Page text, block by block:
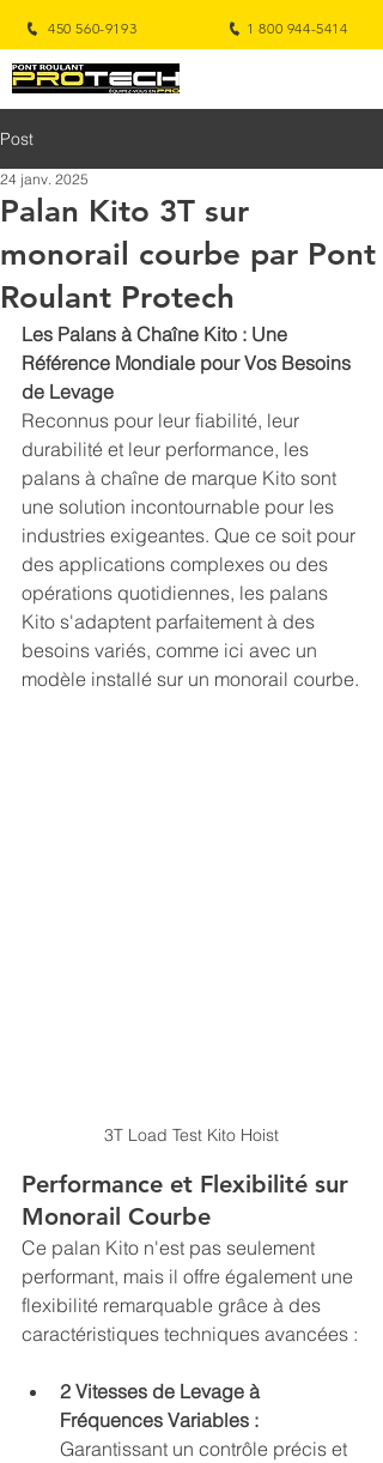
450 560-9193 1 800 944-5414
Post
Palan Kito 3T sur
monorail courbe par Pont
Roulant Protech
24 janv. 2025
Les Palans à Chaîne Kito : Une
Référence Mondiale pour Vos Besoins
de Levage
Reconnus pour leur fiabilité, leur
durabilité et leur performance, les
palans à chaîne de marque Kito sont
une solution incontournable pour les
industries exigeantes. Que ce soit pour
des applications complexes ou des
opérations quotidiennes, les palans
Kito s'adaptent parfaitement à des
besoins variés, comme ici avec un
modèle installé sur un monorail courbe.
3T Load Test Kito Hoist
Performance et Flexibilité sur
Monorail Courbe
Ce palan Kito n'est pas seulement
performant, mais il offre également une
flexibilité remarquable grâce à des
caractéristiques techniques avancées :
2 Vitesses de Levage à
Fréquences Variables :
Garantissant un contrôle précis et